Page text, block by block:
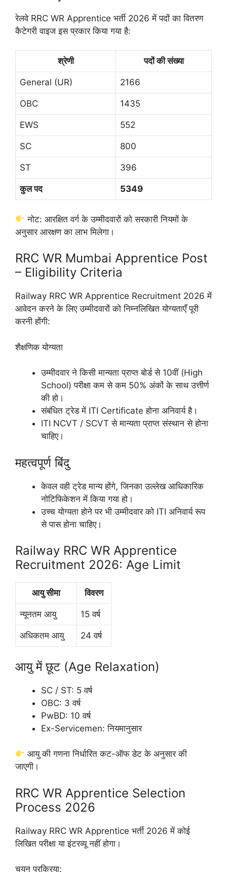
रेलवे RRC WR Apprentice भर्ती 2026 में पदों का वितरण
कैटेगरी वाइज इस प्रकार किया गया है:
श्रेणी पदों की संख्या
General (UR) 2166
OBC 1435
EWS 552
SC 800
ST 396
कुल पद 5349
नोट: आरक्षित वर्ग के उम्मीदवारों को सरकारी नियमों के
अनुसार आरक्षण का लाभ मिलेगा।
RRC WR Mumbai Apprentice Post
– Eligibility Criteria
Railway RRC WR Apprentice Recruitment 2026 में
आवेदन करने के लिए उम्मीदवारों को निम्नलिखित योग्यताएँ पूरी
करनी होंगी:
शैक्षणिक योग्यता
उम्मीदवार ने किसी मान्यता प्राप्त बोर्ड से 10वीं (High
School) परीक्षा कम से कम 50% अंकों के साथ उत्तीर्ण
की हो।
संबंधित ट्रेड में ITI Certificate होना अनिवार्य है।
ITI NCVT / SCVT से मान्यता प्राप्त संस्थान से होना
चाहिए।
महत्वपूर्ण बिंदु
केवल वही ट्रेड मान्य होंगे, जिनका उल्लेख आधिकारिक
नोटिफिकेशन में किया गया हो।
उच्च योग्यता होने पर भी उम्मीदवार को ITI अनिवार्य रूप
से पास होना चाहिए।
Railway RRC WR Apprentice
Recruitment 2026: Age Limit
आयु सीमा विवरण
न्यूनतम आयु 15 वर्ष
अधिकतम आयु 24 वर्ष
आयु में छूट (Age Relaxation)
SC / ST: 5 वर्ष
OBC: 3 वर्ष
PwBD: 10 वर्ष
Ex-Servicemen: नियमानुसार
आयु की गणना निर्धारित कट-ऑफ डेट के अनुसार की
जाएगी।
RRC WR Apprentice Selection
Process 2026
Railway RRC WR Apprentice भर्ती 2026 में कोई
लिखित परीक्षा या इंटरव्यू नहीं होगा।
चयन प्रक्रिया: